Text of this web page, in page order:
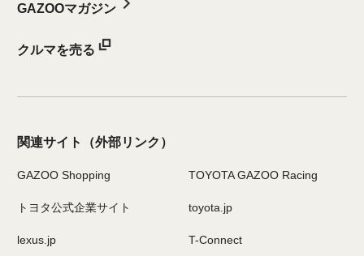
GAZOOマガジン
クルマを売る
関連サイト （外部リンク）
GAZOO Shopping TOYOTA GAZOO Racing
トヨタ公式企業サイト toyota.jp
lexus.jp T-Connect